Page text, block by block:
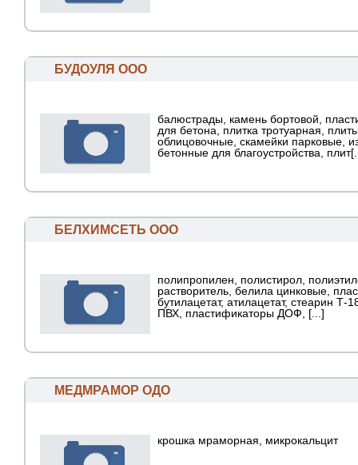
БУДОУЛЯ ООО
балюстрады, камень бортовой,
для бетона, плитка тротуарная,
облицовочные, скамейки парковые,
бетонные для благоустройства,
БЕЛХИМСЕТЬ ООО
полипропилен, полистирол,
растворитель, белила цинковые,
бутилацетат, атилацетат, стеарин Т-
ПВХ, пластификаторы ДОФ, [...]
МЕДМРАМОР ОДО
крошка мраморная, микрокальцит